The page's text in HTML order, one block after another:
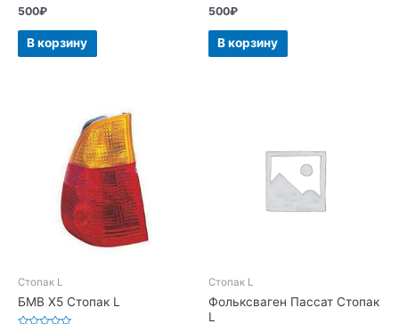
Оценка
0
из
500₽
В корзину
Оценка
0
из
500₽
В корзину
Стопак L
БМВ Х5 Стопак L
Стопак L
Фольксваген Пассат Стопак
L